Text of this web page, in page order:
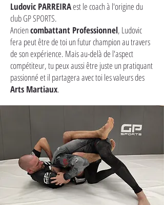
Ludovic PARREIRAest le coach à l'origine du
club GP SPORTS.
Anciencombattant Professionnel, Ludovic
fera peut être de toi un futur champion au travers
de son expérience. Mais au-delà de l'aspect
compétiteur, tu peux aussi être juste un pratiquant
passionné et il partagera avec toi les valeurs des
Arts Martiaux.